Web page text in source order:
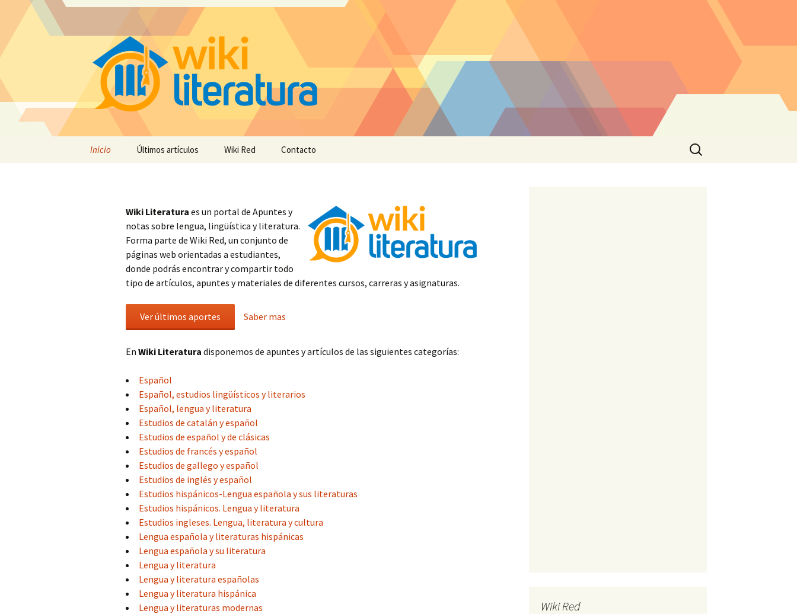
Inicio Últimos artículos Wiki Red Contacto
Buscar:
Wiki Literatura es un portal de Apuntes y
notas sobre lengua, lingüística y literatura.
Forma parte de Wiki Red, un conjunto de
páginas web orientadas a estudiantes,
donde podrás encontrar y compartir todo
tipo de artículos, apuntes y materiales de diferentes cursos, carreras y asignaturas.
Ver últimos aportes Saber mas
En Wiki Literatura disponemos de apuntes y artículos de las siguientes categorías:
Español
Español, estudios lingüísticos y literarios
Español, lengua y literatura
Estudios de catalán y español
Estudios de español y de clásicas
Estudios de francés y español
Estudios de gallego y español
Estudios de inglés y español
Estudios hispánicos-Lengua española y sus literaturas
Estudios hispánicos. Lengua y literatura
Estudios ingleses. Lengua, literatura y cultura
Lengua española y literaturas hispánicas
Lengua española y su literatura
Lengua y literatura
Lengua y literatura españolas
Lengua y literatura hispánica
Lengua y literaturas modernas
Wiki Red